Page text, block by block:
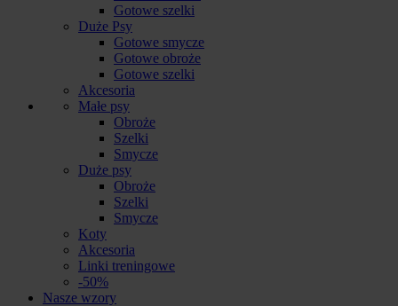
Gotowe szelki
Duże Psy
Gotowe smycze
Gotowe obroże
Gotowe szelki
Akcesoria
Małe psy
Obroże
Szelki
Smycze
Duże psy
Obroże
Szelki
Smycze
Koty
Akcesoria
Linki treningowe
-50%
Nasze wzory